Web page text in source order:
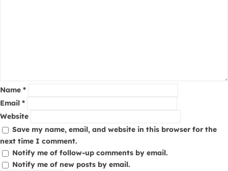
Name *
Email *
Website
Save my name, email, and website in this browser for the
next time I comment.
Notify me of follow-up comments by email.
Notify me of new posts by email.